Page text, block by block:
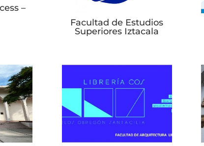
–
Facultad de Estudios
Superiores Iztacala